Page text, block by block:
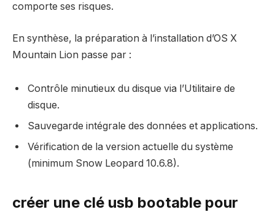
comporte ses risques.
En synthèse, la préparation à l’installation d’OS X
Mountain Lion passe par :
Contrôle minutieux du disque via l’Utilitaire de
disque.
Sauvegarde intégrale des données et applications.
Vérification de la version actuelle du système
(minimum Snow Leopard 10.6.8).
créer une clé usb bootable pour